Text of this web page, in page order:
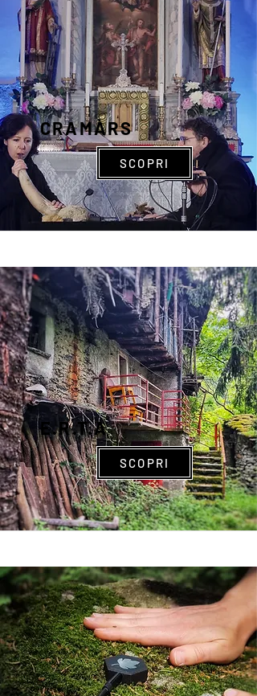
CRAMÀRS
SCOPRI
E.R.T.A
SCOPRI